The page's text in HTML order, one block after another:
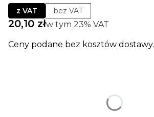
z VAT bez VAT
Cena
20,10 złw tym 23% VAT
w tym 23% VAT
Ceny podane bez kosztów dostawy.